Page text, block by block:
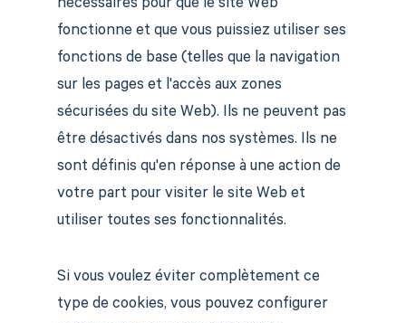
nécessaires pour que le site Web
fonctionne et que vous puissiez utiliser ses
fonctions de base (telles que la navigation
sur les pages et l'accès aux zones
sécurisées du site Web). Ils ne peuvent pas
être désactivés dans nos systèmes. Ils ne
sont définis qu'en réponse à une action de
votre part pour visiter le site Web et
utiliser toutes ses fonctionnalités.
Si vous voulez éviter complètement ce
type de cookies, vous pouvez configurer